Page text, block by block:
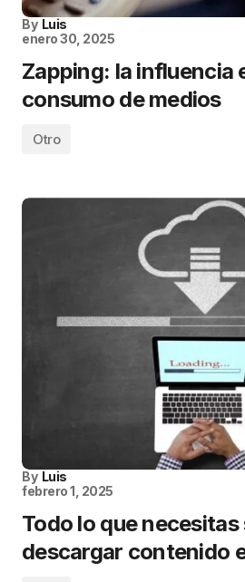
By Luis
enero 30, 2025
Zapping: la influencia
consumo de medios
Otro
By Luis
febrero 1, 2025
Todo lo que
descargar contenido